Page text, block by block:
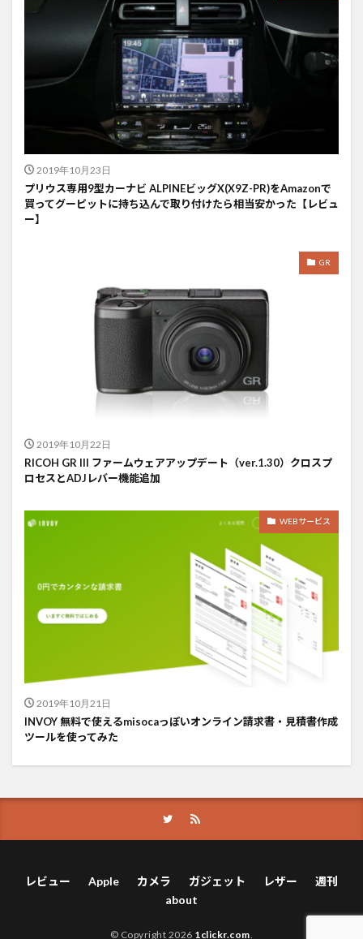
2019年10月23日
プリウス専用9型カーナビ ALPINEビッグX(X9Z-PR)をAmazonで
買ってグーピットに持ち込んで取り付けたら相当安かった【レビュ
ー】
GR
2019年10月22日
RICOH GR III ファームウェアアップデート（ver.1.30）クロスプ
ロセスとADJレバー機能追加
WEBサービス
2019年10月21日
INVOY 無料で使えるmisocaっぽいオンライン請求書・見積書作成
ツールを使ってみた
レビュー Apple カメラ ガジェット レザー
週刊
about
© Copyright 2026 1clickr.com.